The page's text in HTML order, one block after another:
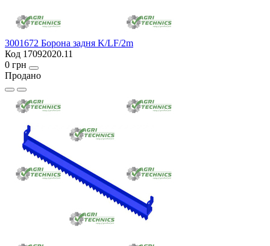
3001672 Борона задня K/LF/2m
Код 17092020.11
0 грн
Продано